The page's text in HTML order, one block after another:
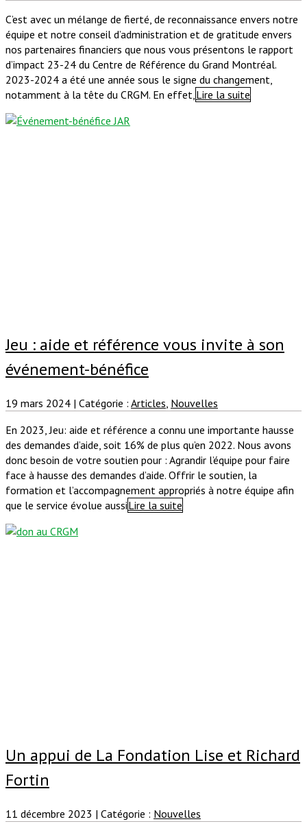
C’est avec un mélange de fierté, de reconnaissance envers notre
équipe et notre conseil d’administration et de gratitude envers
nos partenaires financiers que nous vous présentons le rapport
d’impact 23-24 du Centre de Référence du Grand Montréal.
2023-2024 a été une année sous le signe du changement,
notamment à la tête du CRGM. En effet, Lire la suite
Jeu : aide et référence vous invite à son
événement-bénéfice
19 mars 2024 | Catégorie : Articles Nouvelles
En 2023, Jeu: aide et référence a connu une importante hausse
des demandes d’aide, soit 16% de plus qu’en 2022. Nous avons
donc besoin de votre soutien pour : Agrandir l’équipe pour faire
face à hausse des demandes d’aide. Offrir le soutien, la
formation et l’accompagnement appropriés à notre équipe afin
que le service évolue aussiLire la suite
Un appui de La Fondation Lise et Richard
Fortin
11 décembre 2023 | Catégorie : Nouvelles